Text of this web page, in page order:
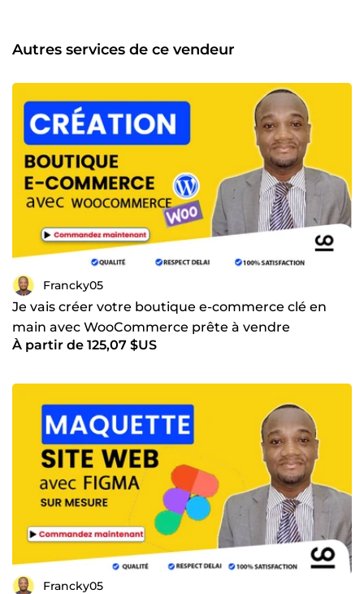
qui répondent aux besoins spécifiques de chaque
entreprise
Autres services de ce vendeur
Francky05
Je vais créer votre boutique e-commerce clé en
main avec WooCommerce prête à vendre
À partir de 125,07 $US
Francky05